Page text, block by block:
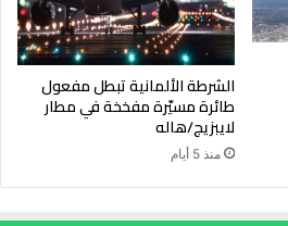
الشرطة الألمانية تبطل مفعول
طائرة مسيّرة مفخخة في مطار
لايبزيج/هاله
منذ 5 أيام